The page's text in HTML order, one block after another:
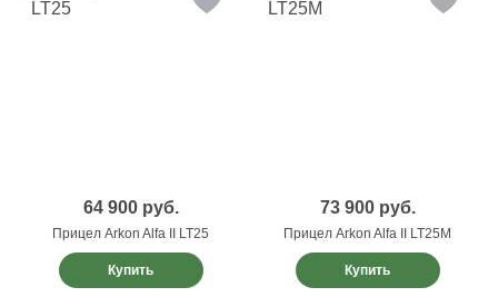
64 900 руб.
Прицел Arkon Alfa II LT25
Купить
73 900 руб.
Прицел Arkon Alfa II LT25M
Купить